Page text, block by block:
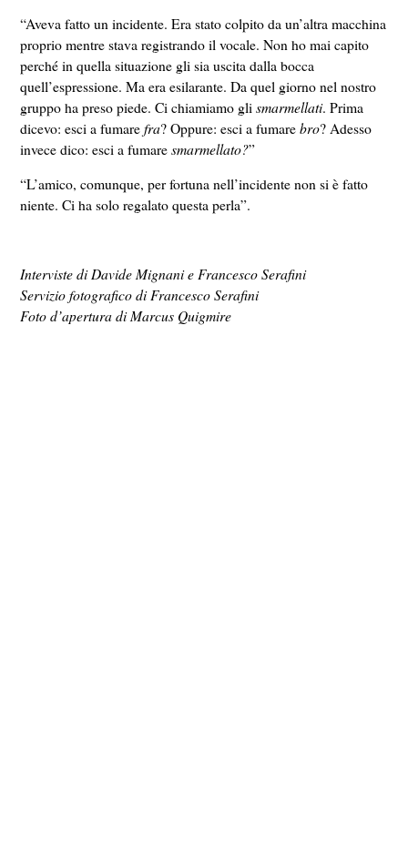
“Aveva fatto un incidente. Era stato colpito da un’altra macchina
proprio mentre stava registrando il vocale. Non ho mai capito
perché in quella situazione gli sia uscita dalla bocca
quell’espressione. Ma era esilarante. Da quel giorno nel nostro
gruppo ha preso piede. Ci chiamiamo glismarmellati. Prima
dicevo: esci a fumarefra? Oppure: esci a fumarebro? Adesso
invece dico: esci a fumaresmarmellato?”
“L’amico, comunque, per fortuna nell’incidente non si è fatto
niente. Ci ha solo regalato questa perla”.
Interviste di Davide Mignani e Francesco Serafini
Servizio fotografico di Francesco Serafini
Foto d’apertura di Marcus Quigmire